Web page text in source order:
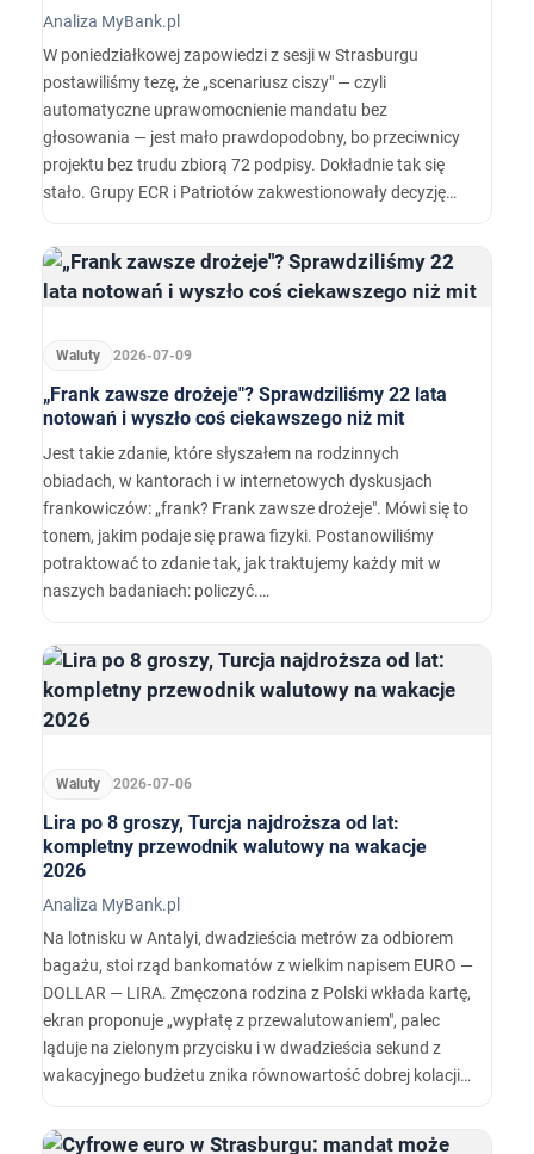
Analiza MyBank.pl
W poniedziałkowej zapowiedzi z sesji w Strasburgu
postawiliśmy tezę, że „scenariusz ciszy" — czyli
automatyczne uprawomocnienie mandatu bez
głosowania — jest mało prawdopodobny, bo przeciwnicy
projektu bez trudu zbiorą 72 podpisy. Dokładnie tak się
stało. Grupy ECR i Patriotów zakwestionowały decyzję
przyniósł skutek odwrotny do zamierzonego: zamiast
mandatu „po cichu" mamy mandat przypieczętowany 416
głosami całego Parlamentu.…
Waluty 2026-07-09
„Frank zawsze drożeje"? Sprawdziliśmy 22 lata
notowań i wyszło coś ciekawszego niż mit
Jest takie zdanie, które słyszałem na rodzinnych
obiadach, w kantorach i w internetowych dyskusjach
frankowiczów: „frank? Frank zawsze drożeje". Mówi się to
tonem, jakim podaje się prawa fizyki. Postanowiliśmy
potraktować to zdanie tak, jak traktujemy każdy mit w
naszych badaniach: policzyć.…
Waluty 2026-07-06
Lira po 8 groszy, Turcja najdroższa od lat:
kompletny przewodnik walutowy na wakacje
2026
Analiza MyBank.pl
Na lotnisku w Antalyi, dwadzieścia metrów za odbiorem
bagażu, stoi rząd bankomatów z wielkim napisem EURO —
DOLLAR — LIRA. Zmęczona rodzina z Polski wkłada kartę,
ekran proponuje „wypłatę z przewalutowaniem", palec
ląduje na zielonym przycisku i w dwadzieścia sekund z
wakacyjnego budżetu znika równowartość dobrej kolacji.
Tobie.…